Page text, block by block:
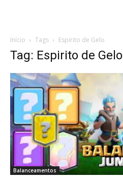
Início Tags Espirito de Gelo
Tag: Espirito de Gelo
Balanceamentos